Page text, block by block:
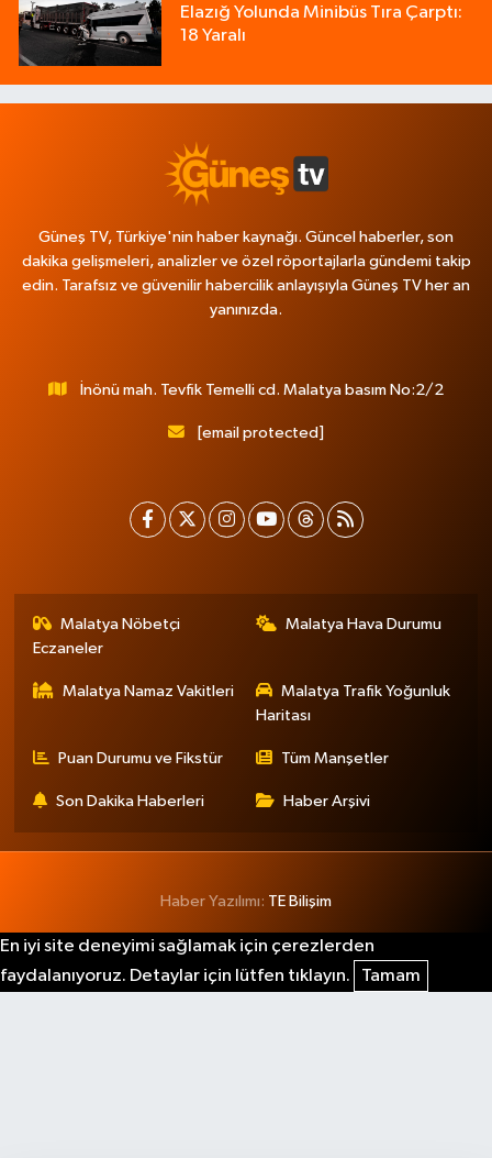
Elazığ Yolunda Minibüs Tıra Çarptı:
18 Yaralı
Güneş TV, Türkiye'nin haber kaynağı. Güncel haberler, son
dakika gelişmeleri, analizler ve özel röportajlarla gündemi takip
edin. Tarafsız ve güvenilir habercilik anlayışıyla Güneş TV her an
yanınızda.
İnönü mah. Tevfik Temelli cd. Malatya basım No:2/2
[email protected]
Malatya Nöbetçi
Eczaneler
Malatya Hava Durumu
Malatya Namaz Vakitleri
Malatya Trafik Yoğunluk
Haritası
Puan Durumu ve Fikstür Tüm Manşetler
Son Dakika Haberleri Haber Arşivi
Haber Yazılımı: TE Bilişim
En iyi site deneyimi sağlamak için çerezlerden
faydalanıyoruz. Detaylar için lütfen tıklayın.
Tamam